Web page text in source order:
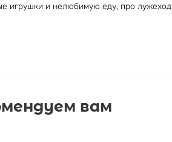
и нелюбимую еду, про
вам